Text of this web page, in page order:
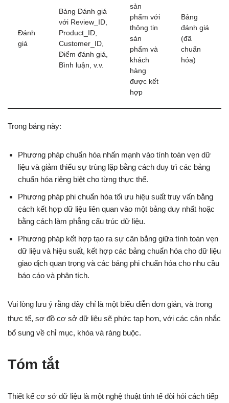
Đánh
giá
Bảng Đánh giá
với Review_ID,
Product_ID,
Customer_ID,
Điểm đánh giá,
Bình luận, v.v.
sản
phẩm với
thông tin
sản
phẩm và
khách
hàng
được kết
hợp
Bảng
đánh giá
(đã
chuẩn
hóa)
Trong bảng này:
Phương pháp chuẩn hóa nhấn mạnh vào tính toàn vẹn dữ
liệu và giảm thiểu sự trùng lặp bằng cách duy trì các bảng
chuẩn hóa riêng biệt cho từng thực thể.
Phương pháp phi chuẩn hóa tối ưu hiệu suất truy vấn bằng
cách kết hợp dữ liệu liên quan vào một bảng duy nhất hoặc
bằng cách làm phẳng cấu trúc dữ liệu.
Phương pháp kết hợp tạo ra sự cân bằng giữa tính toàn vẹn
dữ liệu và hiệu suất, kết hợp các bảng chuẩn hóa cho dữ liệu
giao dịch quan trọng và các bảng phi chuẩn hóa cho nhu cầu
báo cáo và phân tích.
Vui lòng lưu ý rằng đây chỉ là một biểu diễn đơn giản, và trong
thực tế, sơ đồ cơ sở dữ liệu sẽ phức tạp hơn, với các cân nhắc
bổ sung về chỉ mục, khóa và ràng buộc.
Tóm tắt
Thiết kế cơ sở dữ liệu là một nghệ thuật tinh tế đòi hỏi cách tiếp